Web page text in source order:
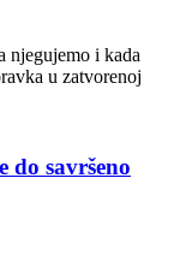
njegujemo i kada
u zatvorenoj
do savršeno